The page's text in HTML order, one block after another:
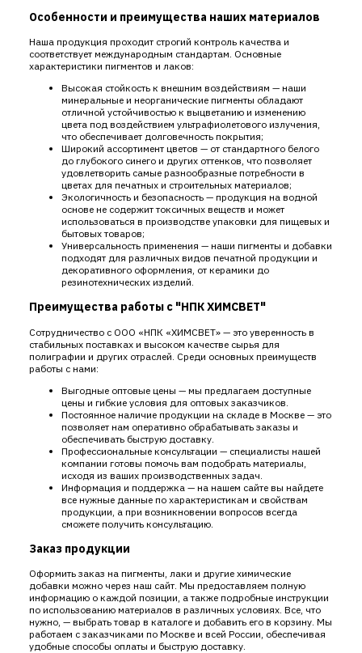
Особенности и преимущества наших материалов
Наша продукция проходит строгий контроль качества и
соответствует международным стандартам. Основные
характеристики пигментов и лаков:
Высокая стойкость к внешним воздействиям — наши
минеральные и неорганические пигменты обладают
отличной устойчивостью к выцветанию и изменению
цвета под воздействием ультрафиолетового излучения,
что обеспечивает долговечность покрытия;
Широкий ассортимент цветов — от стандартного белого
до глубокого синего и других оттенков, что позволяет
удовлетворить самые разнообразные потребности в
цветах для печатных и строительных материалов;
Экологичность и безопасность — продукция на водной
основе не содержит токсичных веществ и может
использоваться в производстве упаковки для пищевых и
бытовых товаров;
Универсальность применения — наши пигменты и добавки
подходят для различных видов печатной продукции и
декоративного оформления, от керамики до
резинотехнических изделий.
Преимущества работы с "НПК ХИМСВЕТ"
Сотрудничество с ООО «НПК «ХИМСВЕТ» — это уверенность в
стабильных поставках и высоком качестве сырья для
полиграфии и других отраслей. Среди основных преимуществ
работы с нами:
Выгодные оптовые цены — мы предлагаем доступные
цены и гибкие условия для оптовых заказчиков.
Постоянное наличие продукции на складе в Москве — это
позволяет нам оперативно обрабатывать заказы и
обеспечивать быструю доставку.
Профессиональные консультации — специалисты нашей
компании готовы помочь вам подобрать материалы,
исходя из ваших производственных задач.
Информация и поддержка — на нашем сайте вы найдете
все нужные данные по характеристикам и свойствам
продукции, а при возникновении вопросов всегда
сможете получить консультацию.
Заказ продукции
Оформить заказ на пигменты, лаки и другие химические
добавки можно через наш сайт. Мы предоставляем полную
информацию о каждой позиции, а также подробные инструкции
по использованию материалов в различных условиях. Все, что
нужно, — выбрать товар в каталоге и добавить его в корзину. Мы
работаем с заказчиками по Москве и всей России, обеспечивая
удобные способы оплаты и быструю доставку.